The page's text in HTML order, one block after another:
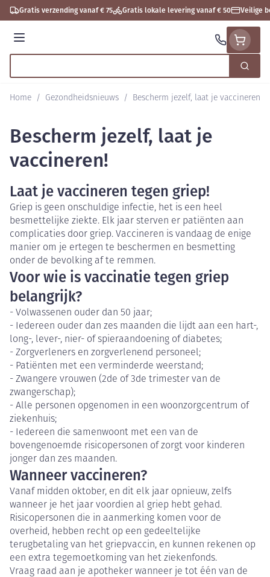
Ga naar de inhoud
Gratis verzending vanaf € 75 Gratis lokale levering vanaf € 50 Veilige
Menu
Zoek
Home / Gezondheidsnieuws / Bescherm jezelf, laat je vaccineren!
Bescherm jezelf, laat je
vaccineren!
Laat je vaccineren tegen griep!
Griep is geen onschuldige infectie, het is een heel
besmettelijke ziekte. Elk jaar sterven er patiënten aan
complicaties door griep. Vaccineren is vandaag de enige
manier om je ertegen te beschermen en besmetting
onder de bevolking af te remmen.
Voor wie is vaccinatie tegen griep
belangrijk?
- Volwassenen ouder dan 50 jaar;
- Iedereen ouder dan zes maanden die lijdt aan een hart-,
long-, lever-, nier- of spieraandoening of diabetes;
- Zorgverleners en zorgverlenend personeel;
- Patiënten met een verminderde weerstand;
- Zwangere vrouwen (2de of 3de trimester van de
zwangerschap);
- Alle personen opgenomen in een woonzorgcentrum of
ziekenhuis;
- Iedereen die samenwoont met een van de
bovengenoemde risicopersonen of zorgt voor kinderen
jonger dan zes maanden.
Wanneer vaccineren?
Vanaf midden oktober, en dit elk jaar opnieuw, zelfs
wanneer je het jaar voordien al griep hebt gehad.
Risicopersonen die in aanmerking komen voor de
overheid, hebben recht op een gedeeltelijke
terugbetaling van het griepvaccin, en kunnen rekenen op
een extra tegemoetkoming van het ziekenfonds.
Vraag raad aan je apotheker wanneer je tot één van de